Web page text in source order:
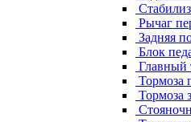
Рычаг
Задняя
Блок
Главный
Тормоза
Тормоза